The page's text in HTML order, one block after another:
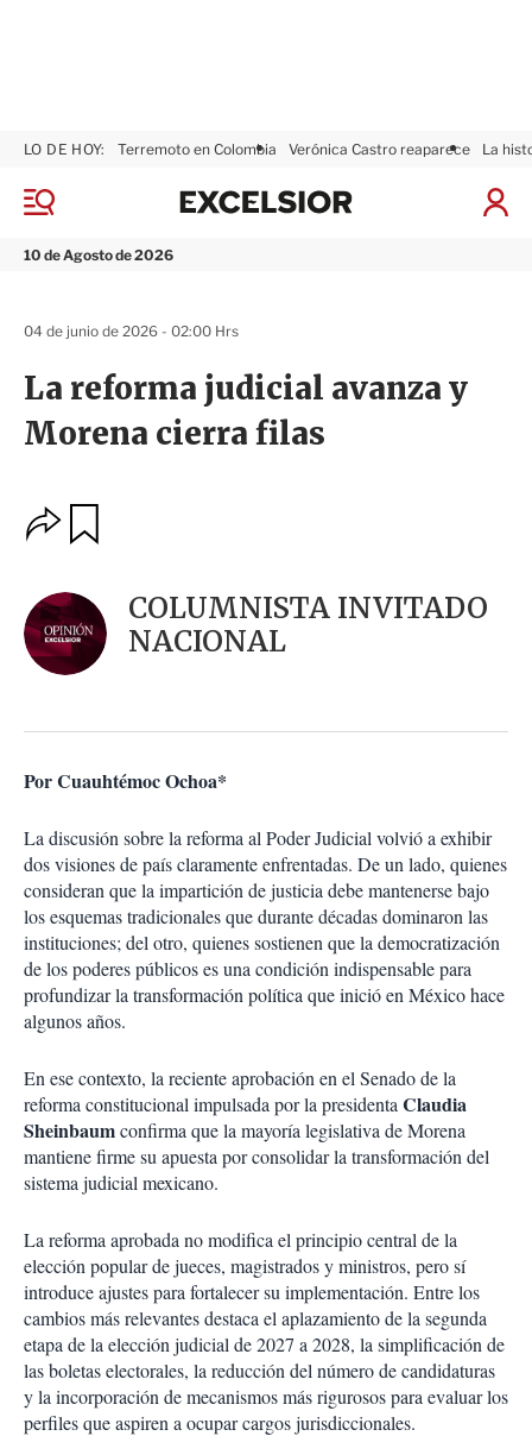
M
n
10 de Agosto de 2026
LO DE HOY: Terremoto en Colombia Verónica Castro reaparece La
I
x
La reforma judicial avanza y
Morena cierra filas
04 de junio de 2026 - 02:00 Hrs
O
p
o
n
e
s
c
m
a
r
t
i
r
a
r
COLUMNISTA INVITADO
NACIONAL
Por Cuauhtémoc Ochoa*
La discusión sobre la reforma al Poder Judicial volvió a exhibir
dos visiones de país claramente enfrentadas. De un lado, quienes
consideran que la impartición de justicia debe mantenerse bajo
los esquemas tradicionales que durante décadas dominaron las
instituciones; del otro, quienes sostienen que la democratización
de los poderes públicos es una condición indispensable para
profundizar la transformación política que inició en México hace
algunos años.
En ese contexto, la reciente aprobación en el Senado de la
reforma constitucional impulsada por la presidenta Claudia
Sheinbaumconfirma que la mayoría legislativa de Morena
mantiene firme su apuesta por consolidar la transformación del
sistema judicial mexicano.
La reforma aprobada no modifica el principio central de la
elección popular de jueces, magistrados y ministros, pero sí
introduce ajustes para fortalecer su implementación. Entre los
cambios más relevantes destaca el aplazamiento de la segunda
etapa de la elección judicial de 2027 a 2028, la simplificación de
las boletas electorales, la reducción del número de candidaturas
y la incorporación de mecanismos más rigurosos para evaluar los
perfiles que aspiren a ocupar cargos jurisdiccionales.